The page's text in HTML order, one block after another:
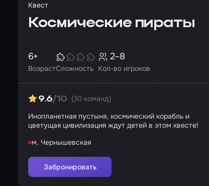
Квест
Космические пираты
Возраст
6+
Сложность Кол-во игроков
2–8
9.6/10 (30 команд)
Инопланетная пустыня, космический корабль и
цветущая цивилизация ждут детей в этом квесте!
м. Чернышевская
Забронировать